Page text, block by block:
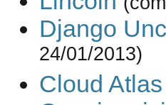
Django
24/01/2013)
Cloud Atlas